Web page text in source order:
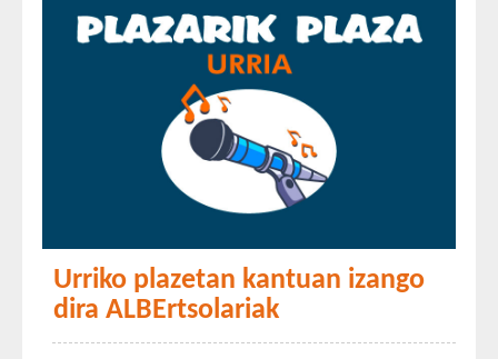
Urriko plazetan kantuan izango
dira ALBErtsolariak